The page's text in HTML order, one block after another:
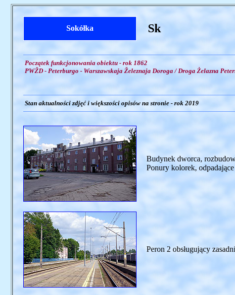
Sokółka Sk
Początek funkcjonowania obiektu - rok 1862
PWŽD - Peterburgo - Warszawskaja Železnaja Doroga / Droga Żelazna
Stan aktualności zdjęć i większości opisów na stronie - rok 2019
Budynek dworca,
Ponury kolorek,
Peron 2 obsługujący